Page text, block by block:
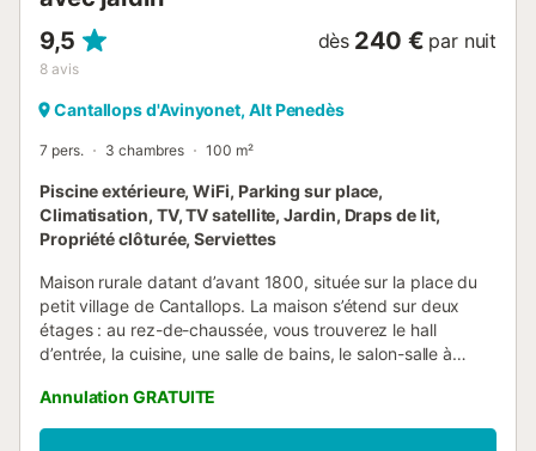
9,5
8 avis
dès 240 € par nuit
Cantallops d'Avinyonet, Alt Penedès
7 pers. 3 chambres 100 m²
Piscine extérieure, WiFi, Parking sur place,
Climatisation, TV, TV satellite, Jardin, Draps de lit,
Propriété clôturée, Serviettes
Maison rurale datant d’avant 1800, située sur la place du
petit village de Cantallops. La maison s’étend sur deux
étages : au rez-de-chaussée, vous trouverez le hall
d’entrée, la cuisine, une salle de bains, le salon-salle à
et d’une piscine pour enfants et adultes, entièrement
clôturée pour garantir la sécurité des plus petits et la
Annulation GRATUITE